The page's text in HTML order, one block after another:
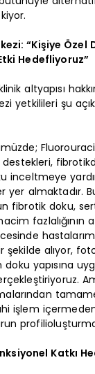
“Kişiye Özel
Hedefliyoruz”
altyapısı
yetkilileri şu
inceltmeye
yer almaktadır.
fibrotik doku,
fazlalığının
alıyor,
yapısına
işlem
Katkı